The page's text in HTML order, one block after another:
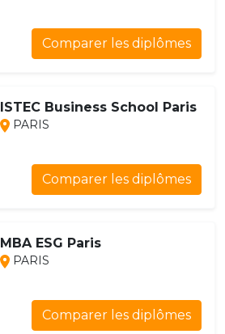
Comparer les diplômes
ISTEC Business School Paris
PARIS
Comparer les diplômes
MBA ESG Paris
PARIS
Comparer les diplômes